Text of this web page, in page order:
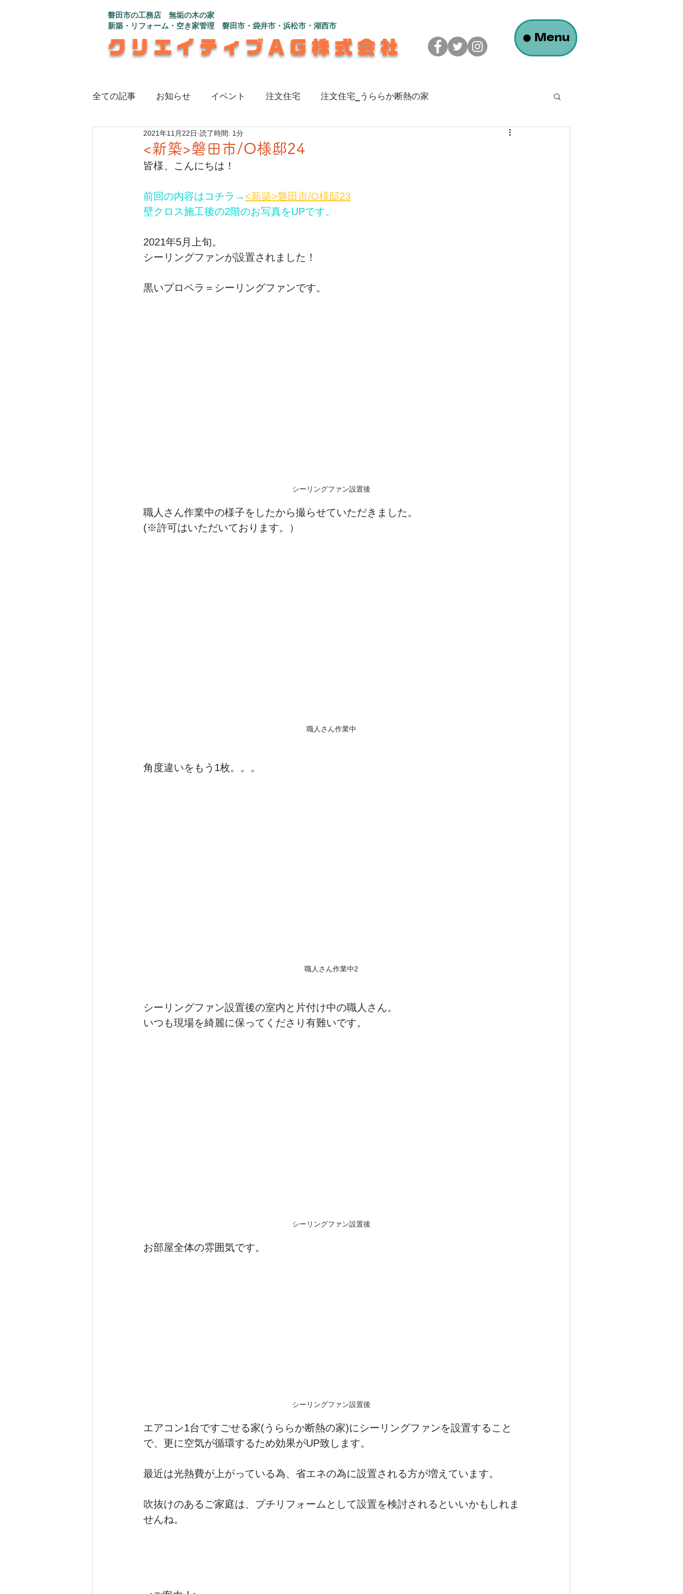
磐田市の工務店 無垢の木の家
新築・リフォーム・空き家管理 磐田市・袋井市・浜松市・湖西市
クリエイティブAG株式会社 Menu
全ての記事 お知らせ イベント 注文住宅 注文住宅_うららか断熱の家
注文住宅_インナーガレージのある家 注文住宅_ロフトのある平屋の家
注文住宅_程よい距離感で心地よく暮らす家 注文住宅_広々快適！コの字型の家
注文住宅_むくり屋根の家 リフォーム 旅の記録
<新築>磐田市/O様邸24
2021年11月22日 読了時間: 1分
皆様、こんにちは！
前回の内容はコチラ→ <新築>磐田市/O様邸23
壁クロス施工後の2階のお写真をUPです。
2021年5月上旬。
シーリングファンが設置されました！
黒いプロペラ＝シーリングファンです。
シーリングファン設置後
職人さん作業中の様子をしたから撮らせていただきました。
(※許可はいただいております。）
職人さん作業中
角度違いをもう1枚。。。
職人さん作業中2
シーリングファン設置後の室内と片付け中の職人さん。
いつも現場を綺麗に保ってくださり有難いです。
シーリングファン設置後
お部屋全体の雰囲気です。
シーリングファン設置後
エアコン1台ですごせる家(うららか断熱の家)にシーリングファンを設置すること
で、更に空気が循環するため効果がUP致します。
最近は光熱費が上がっている為、省エネの為に設置される方が増えています。
吹抜けのあるご家庭は、プチリフォームとして設置を検討されるといいかもしれま
せんね。